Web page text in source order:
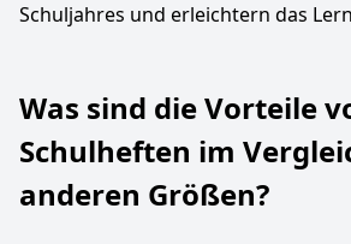
Schuljahres und erleichtern das
Was sind die Vorteile
Schulheften im
anderen Größen?